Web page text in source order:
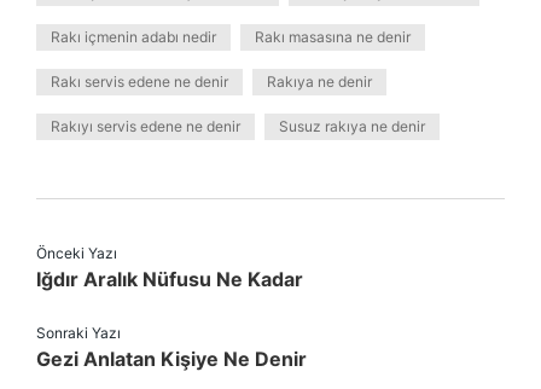
Rakı içmenin adabı nedir Rakı masasına ne denir
Rakı servis edene ne denir Rakıya ne denir
Rakıyı servis edene ne denir Susuz rakıya ne denir
Önceki Yazı
Iğdır Aralık Nüfusu Ne Kadar
Sonraki Yazı
Gezi Anlatan Kişiye Ne Denir